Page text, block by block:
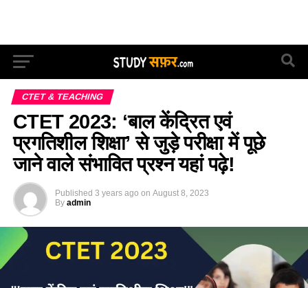
CTET & TEACHING
CTET 2023: ‘बाल केंद्रित एवं
प्रगतिशील शिक्षा’ से जुड़े परीक्षा में पूछे
जाने वाले संभावित प्रश्न यहां पढ़े!
Published 3 years ago on August 8, 2023
By admin